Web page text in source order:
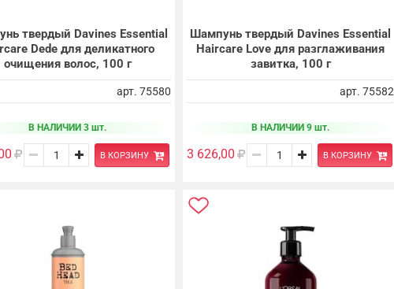
твердый Davines Essential
Dede для деликатного
очищения волос, 100 г
арт. 75580
В НАЛИЧИИ 3 шт.
В КОРЗИНУ
Шампунь твердый Davines Essential
Haircare Love для разглаживания
завитка, 100 г
арт. 75582
В НАЛИЧИИ 9 шт.
3 626,00 В КОРЗИНУ